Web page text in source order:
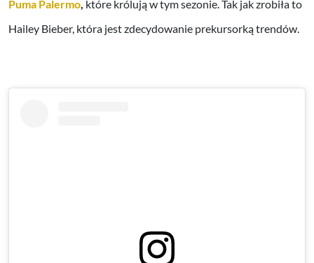
Puma Palermo, które królują w tym sezonie. Tak jak zrobiła to
Hailey Bieber, która jest zdecydowanie prekursorką trendów.